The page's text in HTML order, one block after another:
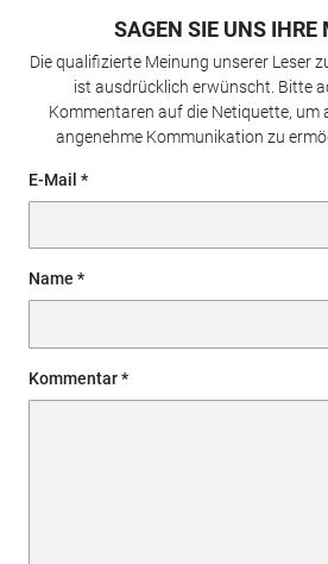
SAGEN SIE UNS IHRE
Die qualifizierte Meinung unserer Leser
ist ausdrücklich erwünscht. Bitte
Kommentaren auf die Netiquette, um
angenehme Kommunikation zu
E-Mail
Name
Kommentar